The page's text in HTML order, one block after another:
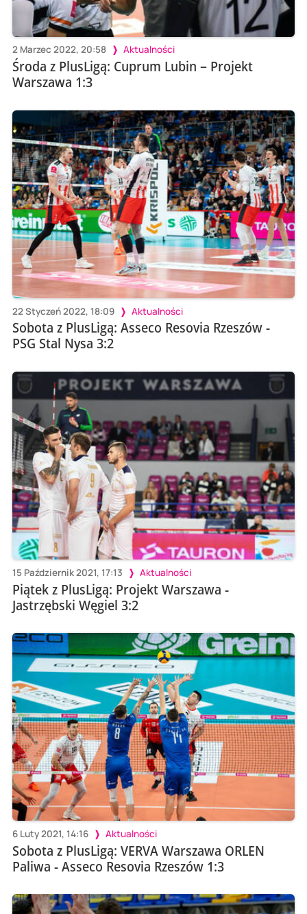
2 Marzec 2022, 20:58 Aktualności
Środa z PlusLigą: Cuprum Lubin – Projekt
Warszawa 1:3
22 Styczeń 2022, 18:09 Aktualności
Sobota z PlusLigą: Asseco Resovia Rzeszów -
PSG Stal Nysa 3:2
15 Październik 2021, 17:13 Aktualności
Piątek z PlusLigą: Projekt Warszawa -
Jastrzębski Węgiel 3:2
6 Luty 2021, 14:16 Aktualności
Sobota z PlusLigą: VERVA Warszawa ORLEN
Paliwa - Asseco Resovia Rzeszów 1:3